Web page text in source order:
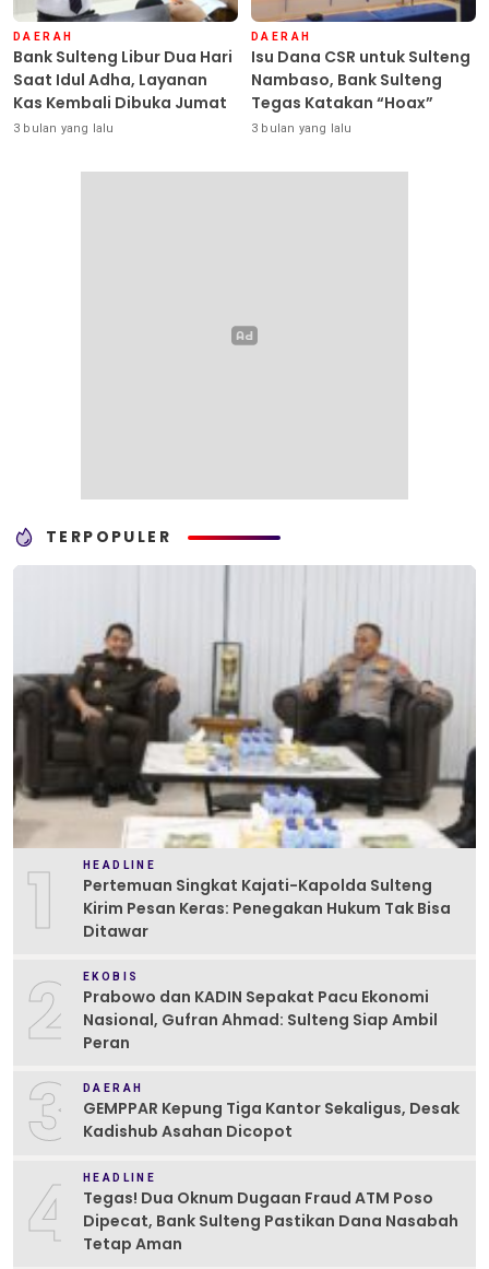
DAERAH
Bank Sulteng Libur Dua Hari
Saat Idul Adha, Layanan
Kas Kembali Dibuka Jumat
3 bulan yang lalu
DAERAH
Isu Dana CSR untuk Sulteng
Nambaso, Bank Sulteng
Tegas Katakan “Hoax”
3 bulan yang lalu
TERPOPULER
1 HEADLINE
Pertemuan Singkat Kajati-Kapolda Sulteng
Kirim Pesan Keras: Penegakan Hukum Tak Bisa
Ditawar
2 EKOBIS
Prabowo dan KADIN Sepakat Pacu Ekonomi
Nasional, Gufran Ahmad: Sulteng Siap Ambil
Peran
3 DAERAH
GEMPPAR Kepung Tiga Kantor Sekaligus, Desak
Kadishub Asahan Dicopot
4 HEADLINE
Tegas! Dua Oknum Dugaan Fraud ATM Poso
Dipecat, Bank Sulteng Pastikan Dana Nasabah
Tetap Aman